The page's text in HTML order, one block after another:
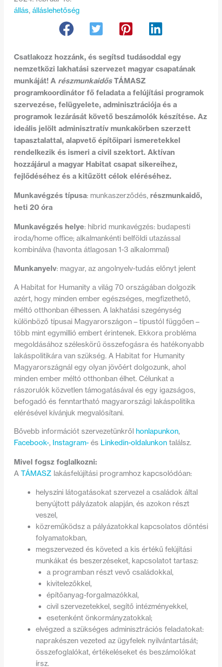
állás, álláslehetőség
Csatlakozz hozzánk, és segítsd tudásoddal egy
nemzetközi lakhatási szervezet magyar csapatának
munkáját! A részmunkaidősTÁMASZ
programkoordinátorfő feladata a felújítási programok
szervezése, felügyelete, adminisztrációja és a
programok lezárását követő beszámolók készítése. Az
ideális jelölt adminisztratív munkakörben szerzett
tapasztalattal, alapvető építőipari ismeretekkel
rendelkezik és ismeri a civil szektort. Aktívan
hozzájárul a magyar Habitat csapat sikereihez,
fejlődéséhez és a kitűzött célok eléréséhez.
Munkavégzés típusa: munkaszerződés, részmunkaidő,
heti 20 óra
Munkavégzés helye: hibrid munkavégzés: budapesti
iroda/home office; alkalmankénti belföldi utazással
kombinálva (havonta átlagosan 1-3 alkalommal)
Munkanyelv: magyar, az angolnyelv-tudás előnyt jelent
A Habitat for Humanity a világ 70 országában dolgozik
azért, hogy minden ember egészséges, megfizethető,
méltó otthonban élhessen. A lakhatási szegénység
különböző típusai Magyarországon – típustól függően –
több mint egymillió embert érintenek. Ekkora probléma
megoldásához széleskörű összefogásra és hatékonyabb
lakáspolitikára van szükség. A Habitat for Humanity
Magyarországnál egy olyan jövőért dolgozunk, ahol
minden ember méltó otthonban élhet. Célunkat a
rászorulók közvetlen támogatásával és egy igazságos,
befogadó és fenntartható magyarországi lakáspolitika
elérésével kívánjuk megvalósítani.
Bővebb információt szervezetünkről honlapunkon,
Facebook-, Instagram-és Linkedin-oldalunkontalálsz.
Mivel fogsz foglalkozni:
A TÁMASZ lakásfelújítási programhoz kapcsolódóan:
helyszíni látogatásokat szervezel a családok által
benyújtott pályázatok alapján, és azokon részt
veszel,
közreműködsz a pályázatokkal kapcsolatos döntési
folyamatokban,
megszervezed és követed a kis értékű felújítási
munkákat és beszerzéseket, kapcsolatot tartasz:
a programban részt vevő családokkal,
kivitelezőkkel,
építőanyag-forgalmazókkal,
civil szervezetekkel, segítő intézményekkel,
esetenként önkormányzatokkal;
elvégzed a szükséges adminisztrációs feladatokat:
naprakészen vezeted az ügyfelek nyilvántartását;
összefoglalókat, értékeléseket és beszámolókat
írsz.